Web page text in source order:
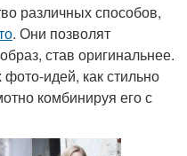
различных способов,
. Они позволят
став оригинальнее.
идей, как стильно
комбинируя его с